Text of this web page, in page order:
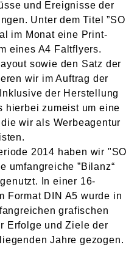
und Ereignisse der
Unter dem Titel ”SO
im Monat eine Print-
eines A4 Faltflyers.
sowie den Satz der
wir im Auftrag der
Inklusive der Herstellung
hierbei zumeist um eine
wir als Werbeagentur
2014 haben wir "SO
umfangreiche ”Bilanz“
In einer 16-
Format DIN A5 wurde in
grafischen
Erfolge und Ziele der
Jahre gezogen.